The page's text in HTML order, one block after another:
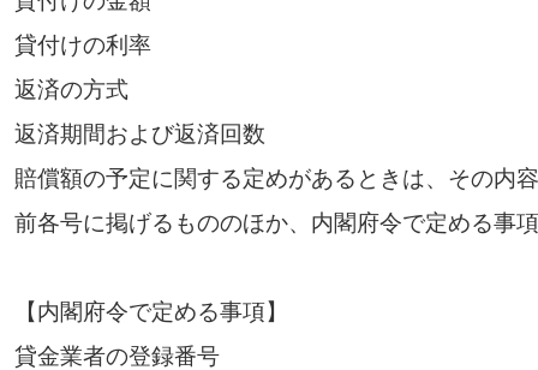
貸付けの利率
返済の方式
返済期間および返済回数
賠償額の予定に関する定めがあるときは、その内容
前各号に掲げるもののほか、内閣府令で定める事
【内閣府令で定める事項】
貸金業者の登録番号